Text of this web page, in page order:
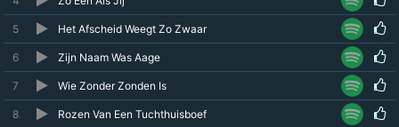
5 Het Afscheid Weegt Zo Zwaar
6 Zijn Naam Was Aage
7 Wie Zonder Zonden Is
8 Rozen Van Een Tuchthuisboef